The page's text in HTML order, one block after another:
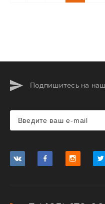
Подпишитесь на